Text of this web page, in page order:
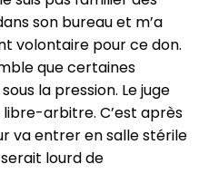
son bureau et m’a
volontaire pour ce don.
que certaines
la pression. Le juge
arbitre. C’est après
va entrer en salle stérile
lourd de